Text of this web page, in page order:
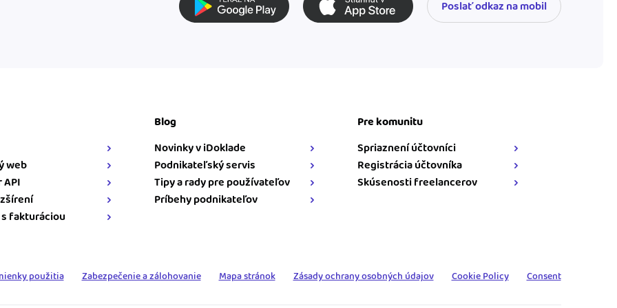
Poslať odkaz na mobil
web
fakturáciou
Blog
Novinky v iDoklade
Podnikateľský servis
Tipy a rady pre používateľov
Príbehy podnikateľov
Pre komunitu
Spriaznení účtovníci
Registrácia účtovníka
Skúsenosti freelancerov
použitia Zabezpečenie a zálohovanie Mapa stránok Zásady ochrany osobných údajov Cookie Policy Consent